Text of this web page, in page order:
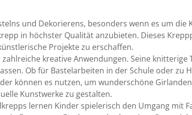
und Dekorierens, besonders wenn es um die
in höchster Qualität anzubieten. Dieses
Projekte zu erschaffen.
kreative Anwendungen. Seine
Ob für Bastelarbeiten in der Schule oder zu
können es nutzen, um wunderschöne
Kunstwerke zu gestalten.
lernen Kinder spielerisch den Umgang mit